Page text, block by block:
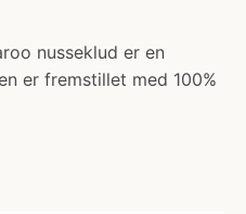
nusseklud er en
er fremstillet med 100%